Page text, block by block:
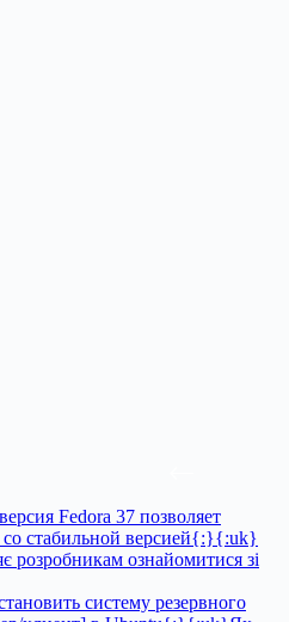
Fedora 37 позволяет
со стабильной версией{:}{:uk}
розробникам ознайомитися зі
систему резервного